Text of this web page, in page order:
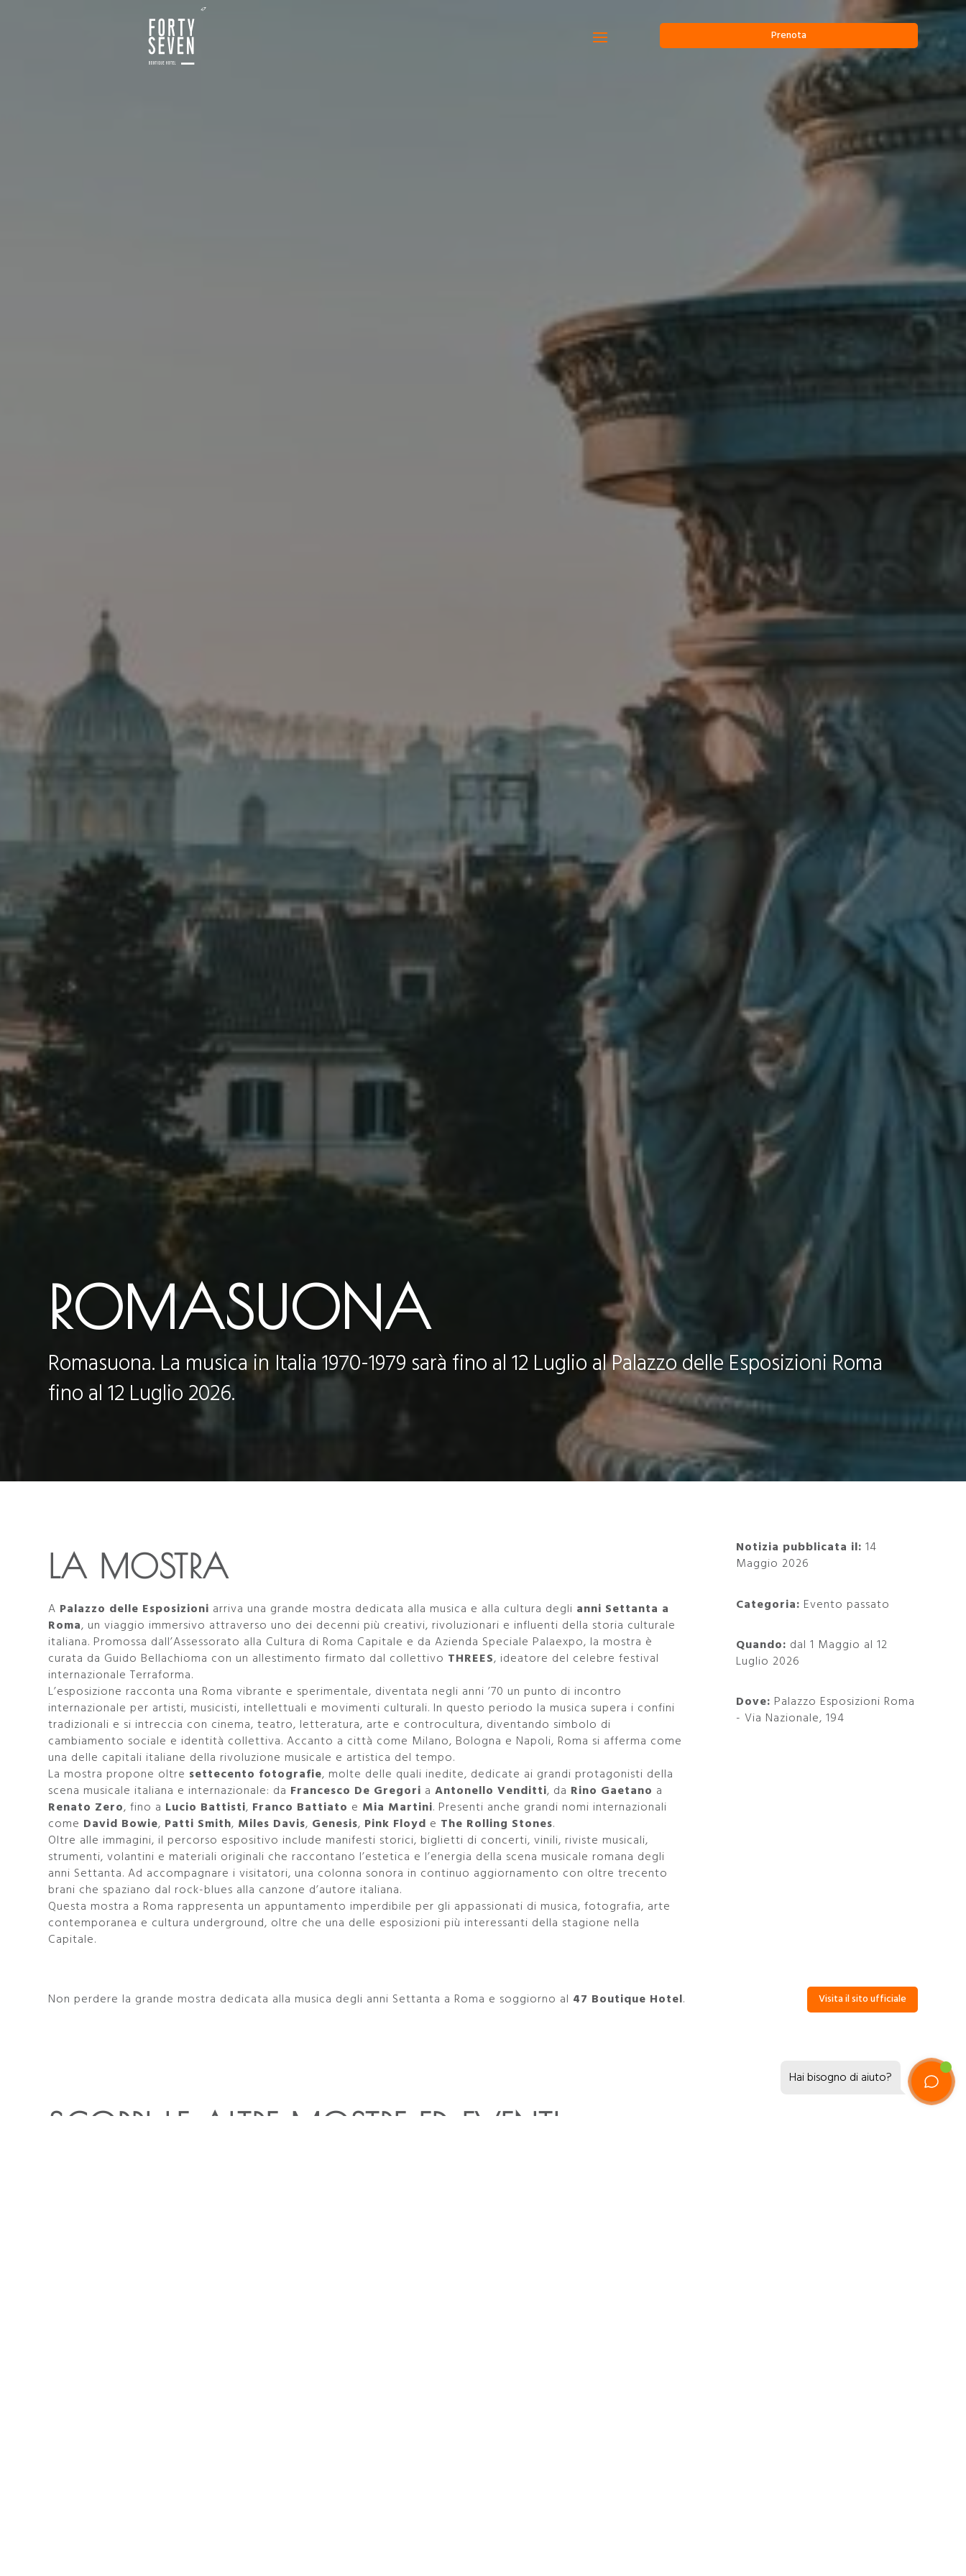
Prenota
ROMASUONA
Romasuona. La musica in Italia 1970-1979 sarà fino al 12 Luglio al Palazzo delle Esposizioni Roma
fino al 12 Luglio 2026.
LA MOSTRA
A Palazzo delle Esposizioni arriva una grande mostra dedicata alla musica e alla cultura degli anni Settanta a
Roma, un viaggio immersivo attraverso uno dei decenni più creativi, rivoluzionari e influenti della storia culturale
italiana. Promossa dall’Assessorato alla Cultura di Roma Capitale e da Azienda Speciale Palaexpo, la mostra è
curata da Guido Bellachioma con un allestimento firmato dal collettivo THREES, ideatore del celebre festival
internazionale Terraforma.
L’esposizione racconta una Roma vibrante e sperimentale, diventata negli anni ’70 un punto di incontro
internazionale per artisti, musicisti, intellettuali e movimenti culturali. In questo periodo la musica supera i confini
tradizionali e si intreccia con cinema, teatro, letteratura, arte e controcultura, diventando simbolo di
cambiamento sociale e identità collettiva. Accanto a città come Milano, Bologna e Napoli, Roma si afferma come
una delle capitali italiane della rivoluzione musicale e artistica del tempo.
La mostra propone oltre settecento fotografie, molte delle quali inedite, dedicate ai grandi protagonisti della
scena musicale italiana e internazionale: da Francesco De Gregori aAntonello Venditti, da Rino Gaetano a
Renato Zero, fino a Lucio Battisti, Franco Battiato e Mia Martini. Presenti anche grandi nomi internazionali
come David Bowie, Patti Smith, Miles Davis, Genesis, Pink Floyd e The Rolling Stones.
Oltre alle immagini, il percorso espositivo include manifesti storici, biglietti di concerti, vinili, riviste musicali,
strumenti, volantini e materiali originali che raccontano l’estetica e l’energia della scena musicale romana degli
anni Settanta. Ad accompagnare i visitatori, una colonna sonora in continuo aggiornamento con oltre trecento
brani che spaziano dal rock-blues alla canzone d’autore italiana.
Questa mostra a Roma rappresenta un appuntamento imperdibile per gli appassionati di musica, fotografia, arte
contemporanea e cultura underground, oltre che una delle esposizioni più interessanti della stagione nella
Capitale.
Notizia pubblicata il:14
Maggio 2026
Categoria: Evento passato
Quando: dal 1 Maggio al 12
Luglio 2026
Dove: Palazzo Esposizioni Roma
- Via Nazionale, 194
Non perdere la grande mostra dedicata alla musica degli anni Settanta a Roma e soggiorno al 47 Boutique Hotel. Visita il sito ufficiale
SCOPRI LE ALTRE MOSTRE ED EVENTI
Hai bisogno di aiuto?